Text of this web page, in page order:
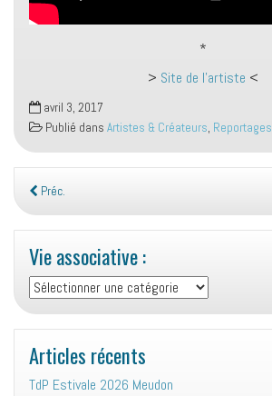
*
> Site de l’artiste <
avril 3, 2017
Publié dans Artistes & Créateurs, Reportages
Préc.
Vie associative :
Vie
associative
:
Articles récents
TdP Estivale 2026 Meudon